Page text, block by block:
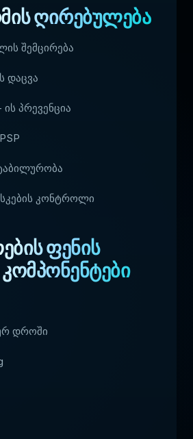
ღირებულება
შემცირება
დაცვა
პრევენცია
კონტროლი
ფენის
დროში